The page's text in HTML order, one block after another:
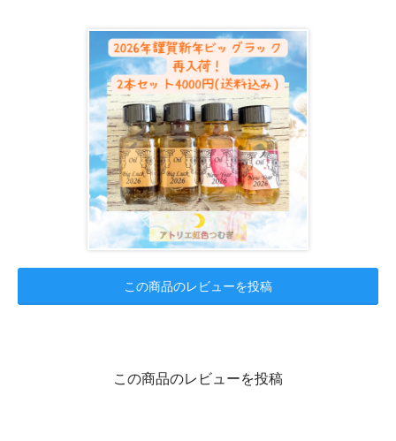
この商品のレビューを投稿
この商品のレビューを投稿